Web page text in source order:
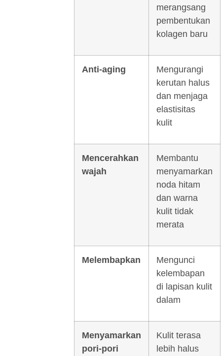
merangsang
pembentukan
kolagen baru
Anti-aging
Mengurangi
kerutan halus
dan menjaga
elastisitas
kulit
Mencerahkan
wajah
Membantu
menyamarkan
noda hitam
dan warna
kulit tidak
merata
Melembapkan
Mengunci
kelembapan
di lapisan kulit
dalam
Menyamarkan
pori-pori
Kulit terasa
lebih halus